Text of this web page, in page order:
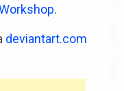
deviantart.com